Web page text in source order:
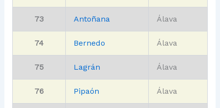
73 Antoñana Álava
74 Bernedo Álava
75 Lagrán Álava
76 Pipaón Álava